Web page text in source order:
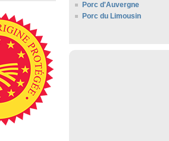
Porc d'Auvergne
Porc du Limousin